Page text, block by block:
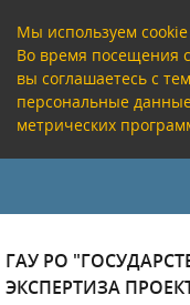
Мы используем cookie
Во время посещения
вы соглашаетесь с
персональные
метрических
ГАУ РО
ЭКСПЕРТИЗА